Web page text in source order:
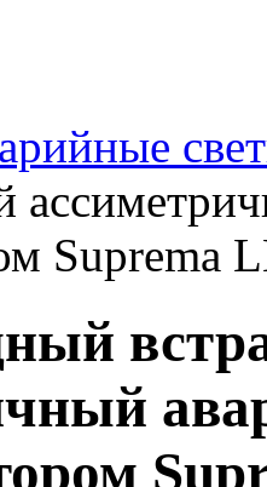
Suprema